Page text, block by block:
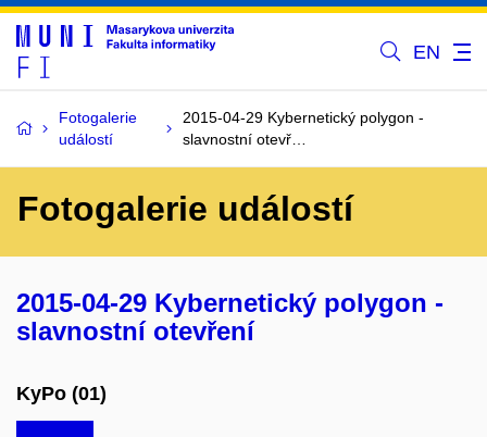
EN
Fotogalerie
událostí
2015-04-29 Kybernetický polygon -
slavnostní otevř…
Fotogalerie událostí
2015-04-29 Kybernetický polygon -
slavnostní otevření
KyPo (01)